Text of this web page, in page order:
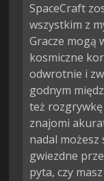
SpaceCraft
wszystkim z
Gracze mogą
kosmiczne
odwrotnie i
godnym
też
znajomi
nadal
gwiezdne
pyta, czy